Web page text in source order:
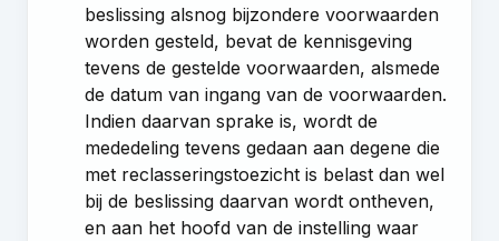
beslissing alsnog bijzondere voorwaarden
worden gesteld, bevat de kennisgeving
tevens de gestelde voorwaarden, alsmede
de datum van ingang van de voorwaarden.
Indien daarvan sprake is, wordt de
mededeling tevens gedaan aan degene die
met reclasseringstoezicht is belast dan wel
bij de beslissing daarvan wordt ontheven,
en aan het hoofd van de instelling waar